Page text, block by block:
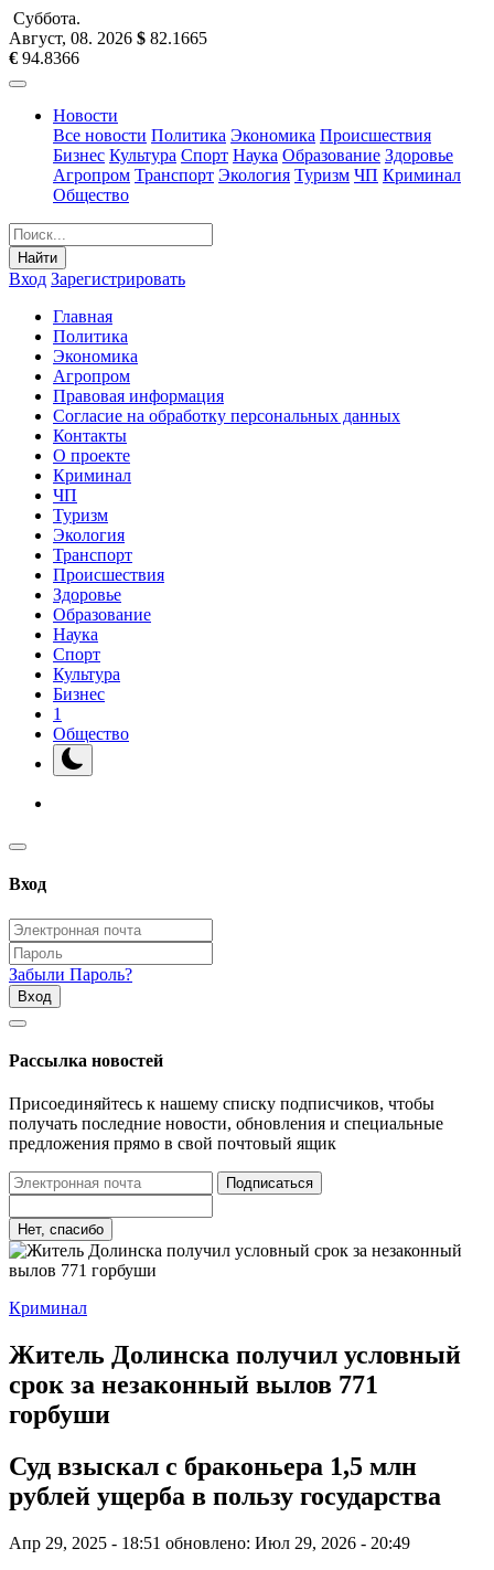
Суббота.
Август, 08. 2026 $ 82.1665
€ 94.8366
Новости
Все новости Политика Экономика Происшествия
Бизнес Культура Спорт Наука Образование Здоровье
Агропром Транспорт Экология Туризм ЧП Криминал
Общество
Найти
Вход Зарегистрировать
Главная
Политика
Экономика
Агропром
Правовая информация
Согласие на обработку персональных данных
Контакты
О проекте
Криминал
ЧП
Туризм
Экология
Транспорт
Происшествия
Здоровье
Образование
Наука
Спорт
Культура
Бизнес
1
Общество
Вход
Забыли Пароль?
Вход
Рассылка новостей
Присоединяйтесь к нашему списку подписчиков, чтобы
получать последние новости, обновления и специальные
предложения прямо в свой почтовый ящик
Подписаться
Нет, спасибо
Криминал
Житель Долинска получил условный
срок за незаконный вылов 771
горбуши
Суд взыскал с браконьера 1,5 млн
рублей ущерба в пользу государства
Апр 29, 2025 - 18:51 обновлено: Июл 29, 2026 - 20:49